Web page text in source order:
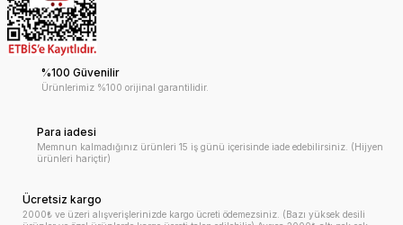
%100 Güvenilir
Ürünlerimiz %100 orijinal garantilidir.
Para iadesi
Memnun kalmadığınız ürünleri 15 iş günü içerisinde iade edebilirsiniz. (Hijyen
ürünleri hariçtir)
Ücretsiz kargo
2000₺ ve üzeri alışverişlerinizde kargo ücreti ödemezsiniz. (Bazı yüksek desili